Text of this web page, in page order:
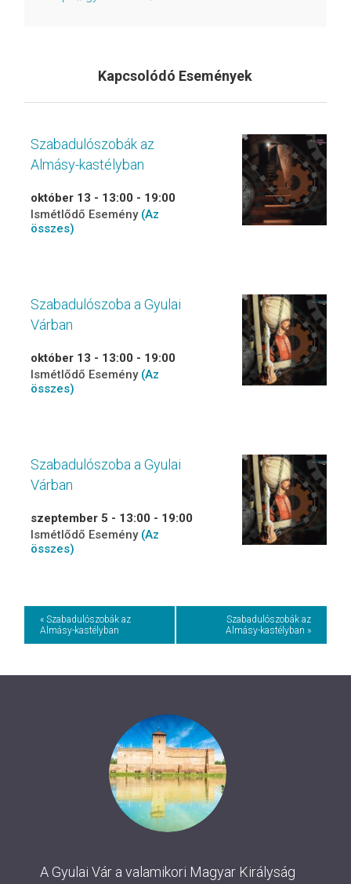
Kapcsolódó Események
Szabadulószobák az
Almásy-kastélyban
október 13 - 13:00 - 19:00
Ismétlődő Esemény (Az
összes)
Szabadulószoba a Gyulai
Várban
október 13 - 13:00 - 19:00
Ismétlődő Esemény (Az
összes)
Szabadulószoba a Gyulai
Várban
szeptember 5 - 13:00 - 19:00
Ismétlődő Esemény (Az
összes)
Event
Navigation
« Szabadulószobák az
Almásy-kastélyban
Szabadulószobák az
Almásy-kastélyban »
A Gyulai Vár a valamikori Magyar Királyság